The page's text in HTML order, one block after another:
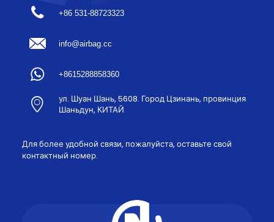
+86 531-88723323
info@airbag.cc
+8615288858360
ул. Шуан Шань, 5608. Город Цзинань, провинция
Шаньдун, КИТАЙ
Для более удобной связи, пожалуйста, оставьте свой
контактный номер.